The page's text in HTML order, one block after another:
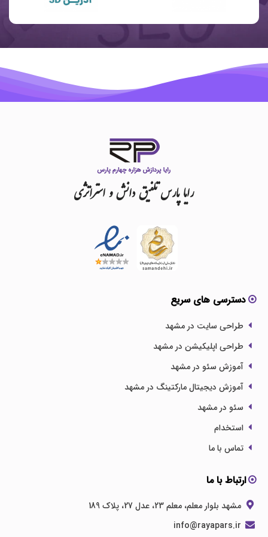
رایاپارستلفیقدانشواستراتژی
دسترسی های سریع
طراحی سایت در مشهد
طراحی اپلیکیشن در مشهد
آموزش سئو در مشهد
آموزش دیجیتال مارکتینگ در مشهد
سئو در مشهد
استخدام
تماس با ما
ارتباط با ما
مشهد بلوار معلم، معلم 23، عدل 27، پلاک 189